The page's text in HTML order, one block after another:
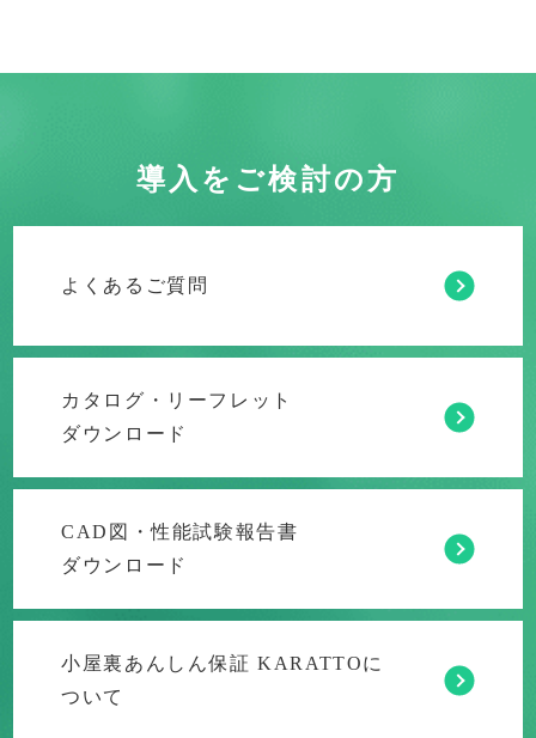
導入をご検討の方
よくあるご質問
カタログ・リーフレット
ダウンロード
CAD図・性能試験報告書
ダウンロード
小屋裏あんしん保証 KARATTOに
ついて